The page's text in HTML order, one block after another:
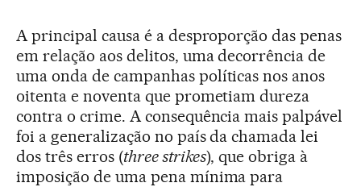
A principal causa é a desproporção das penas
em relação aos delitos, uma decorrência de
uma onda de campanhas políticas nos anos
oitenta e noventa que prometiam dureza
contra o crime. A consequência mais palpável
foi a generalização no país da chamada lei
dos três erros (three strikes), que obriga à
imposição de uma pena mínima para